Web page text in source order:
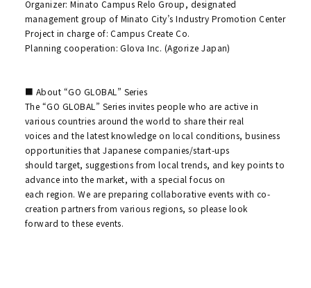
Organizer: Minato Campus Relo Group, designated
management group of Minato City’s Industry Promotion Center
Project in charge of: Campus Create Co.
Planning cooperation: Glova Inc. (Agorize Japan)
■ About “GO GLOBAL” Series
The “GO GLOBAL” Series invites people who are active in
various countries around the world to share their real
voices and the latest knowledge on local conditions, business
opportunities that Japanese companies/start-ups
should target, suggestions from local trends, and key points to
advance into the market, with a special focus on
each region. We are preparing collaborative events with co-
creation partners from various regions, so please look
forward to these events.